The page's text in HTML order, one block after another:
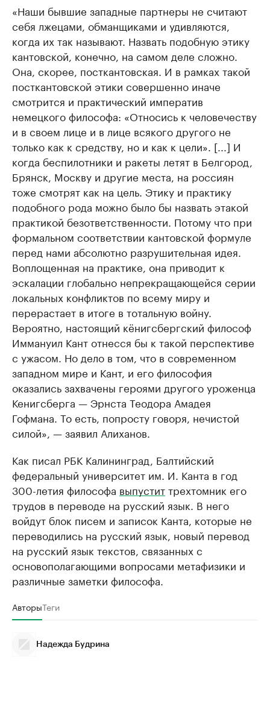
«Наши бывшие западные партнеры не считают
себя лжецами, обманщиками и удивляются,
когда их так называют. Назвать подобную этику
кантовской, конечно, на самом деле сложно.
Она, скорее, посткантовская. И в рамках такой
посткантовской этики совершенно иначе
смотрится и практический императив
немецкого философа: «Относись к человечеству
и в своем лице и в лице всякого другого не
только как к средству, но и как к цели». [...] И
когда беспилотники и ракеты летят в Белгород,
Брянск, Москву и другие места, на россиян
тоже смотрят как на цель. Этику и практику
подобного рода можно было бы назвать этакой
практикой безответственности. Потому что при
формальном соответствии кантовской формуле
перед нами абсолютно разрушительная идея.
Воплощенная на практике, она приводит к
эскалации глобально непрекращающейся серии
локальных конфликтов по всему миру и
перерастает в итоге в тотальную войну.
Вероятно, настоящий кёнигсбергский философ
Иммануил Кант отнесся бы к такой перспективе
с ужасом. Но дело в том, что в современном
западном мире и Кант, и его философия
оказались захвачены героями другого уроженца
Кенигсберга — Эрнста Теодора Амадея
Гофмана. То есть, попросту говоря, нечистой
силой», — заявил Алиханов.
Как писал РБК Калининград, Балтийский
федеральный университет им. И. Канта в год
300-летия философа выпуститтрехтомник его
трудов в переводе на русский язык. В него
войдут блок писем и записок Канта, которые не
переводились на русский язык, новый перевод
на русский язык текстов, связанных с
основополагающими вопросами метафизики и
различные заметки философа.
АвторыТеги
Надежда Будрина